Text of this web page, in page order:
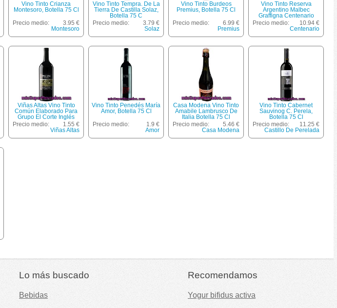
Vino Tinto Crianza
Montesoro, Botella 75 Cl
Precio medio:
3.95 €
Montesoro
Vino Tinto Tempra. De La
Tierra De Castilla Solaz,
Botella 75 C
Precio medio:
3.79 €
Solaz
Vino Tinto Burdeos
Premius, Botella 75 Cl
Precio medio:
6.99 €
Premius
Vino Tinto Reserva
Argentino Malbec
Graffigna Centenario
Botella De 75 Centilitros
Precio medio:
10.94 €
Centenario
Viñas Altas Vino Tinto
Común Elaborado Para
Grupo El Corte Inglés
Botella 1 L
Precio medio:
1.55 €
Viñas Altas
Vino Tinto Penedés María
Amor, Botella 75 Cl
Precio medio:
1.9 €
Amor
Casa Modena Vino Tinto
Amabile Lambrusco De
Italia Botella 75 Cl
Precio medio:
5.46 €
Casa Modena
Vino Tinto Cabernet
Sauvinog C. Perela,
Botella 75 Cl
Precio medio:
11.25 €
Castillo De Perelada
Lo más buscado
Bebidas
Recomendamos
Yogur bifidus activa